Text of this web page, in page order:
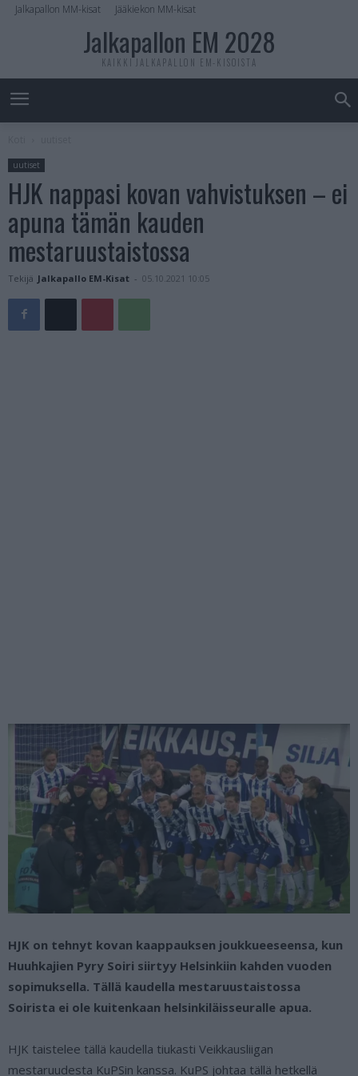
Jalkapallon MM-kisat Jääkiekon MM-kisat
Jalkapallon EM 2028
KAIKKI JALKAPALLON EM-KISOISTA
uutiset
HJK nappasi kovan vahvistuksen – ei
apuna tämän kauden
mestaruustaistossa
Tekijä Jalkapallo EM-Kisat - 05.10.2021 10:05
HJK on tehnyt kovan kaappauksen joukkueeseensa, kun
Huuhkajien Pyry Soiri siirtyy Helsinkiin kahden vuoden
sopimuksella. Tällä kaudella mestaruustaistossa
Soirista ei ole kuitenkaan helsinkiläisseuralle apua.
HJK taistelee tällä kaudella tiukasti Veikkausliigan
mestaruudesta KuPSin kanssa. KuPS johtaa tällä hetkellä